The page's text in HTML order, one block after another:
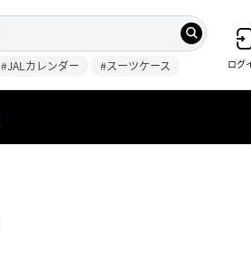
#JALカレンダー #スーツケース ログ